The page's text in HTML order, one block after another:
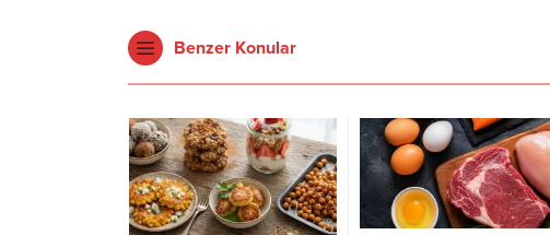
Benzer Konular